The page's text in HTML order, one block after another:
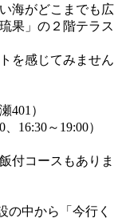
海がどこまでも広
果」の２階テラス
を感じてみません
401）
16:30～19:00）
付コースもありま
の中から「今行く